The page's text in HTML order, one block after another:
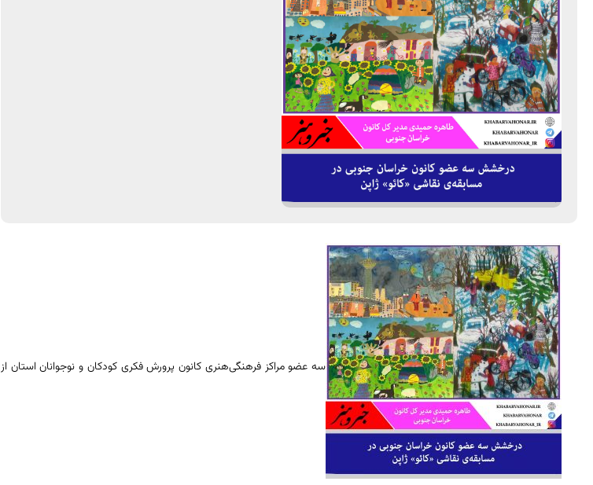
سه عضو مراکز فرهنگی‌هنری کانون پرورش فکری کودکان و نوجوانان استان از